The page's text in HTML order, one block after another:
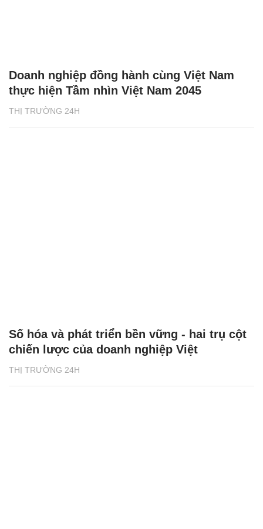
THỊ TRƯỜNG 24H
Doanh nghiệp đồng hành cùng Việt Nam
thực hiện Tầm nhìn Việt Nam 2045
THỊ TRƯỜNG 24H
Số hóa và phát triển bền vững - hai trụ cột
chiến lược của doanh nghiệp Việt